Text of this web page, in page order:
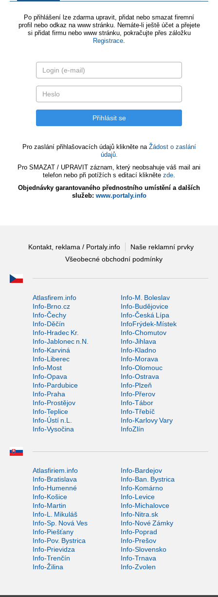
Po přihlášení lze zdarma upravit, přidat nebo smazat firemní
profil nebo odkaz na www stránku. Nemáte-li ještě účet a přejete
si přidat firmu nebo www stránku, pokračujte přes záložku
Registrace.
Pro zaslání přihlašovacích údajů klikněte na Žádost o zaslání
údajů.
Pro SMAZAT / UPRAVIT záznam, který neobsahuje váš mail ani
telefon nebo při potížích s editací klikněte zde.
Objednávky garantovaného přednostního umístění a dalších
služeb: www.portaly.info
Kontakt, reklama / Portaly.info
Naše reklamní prvky
Všeobecné obchodní podmínky
Atlasfirem.info
Info-M. Boleslav
Info-Brno.cz
Info-Budějovice
Info-Čechy
Info-Česká Lípa
Info-Děčín
InfoFrýdek-Místek
Info-Hradec Kr.
Info-Chomutov
Info-Jablonec n.N.
Info-Jihlava
Info-Karviná
Info-Kladno
Info-Liberec
Info-Morava
Info-Most
Info-Olomouc
Info-Opava
Info-Ostrava
Info-Pardubice
Info-Plzeň
Info-Praha
Info-Přerov
Info-Prostějov
Info-Tábor
Info-Teplice
Info-Třebíč
Info-Ústí n.L.
Info-Karlovy Vary
Info-Vysočina
InfoZlín
Atlasfiriem.info
Info-Bardejov
Info-Bratislava
Info-Ban. Bystrica
Info-Humenné
Info-Komárno
Info-Košice
Info-Levice
Info-Martin
Info-Michalovce
Info-L. Mikuláš
Info-Nitra.sk
Info-Sp. Nová Ves
Info-Nové Zámky
Info-Piešťany
Info-Poprad
Info-Pov. Bystrica
Info-Prešov
Info-Prievidza
Info-Slovensko
Info-Trenčín
Info-Trnava
Info-Žilina
Info-Zvolen